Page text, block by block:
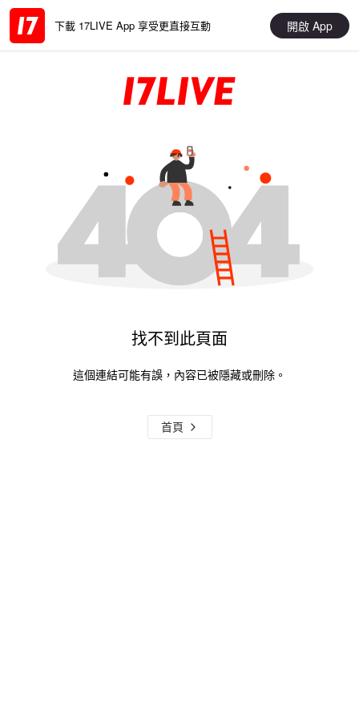
下載 17LIVE App 享受更直接互動 開啟 App
找不到此頁面
這個連結可能有誤，內容已被隱藏或刪除。
首頁